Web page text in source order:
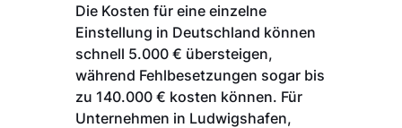
Die Kosten für eine einzelne
Einstellung in Deutschland können
schnell 5.000 € übersteigen,
während Fehlbesetzungen sogar bis
zu 140.000 € kosten können. Für
Unternehmen in Ludwigshafen,